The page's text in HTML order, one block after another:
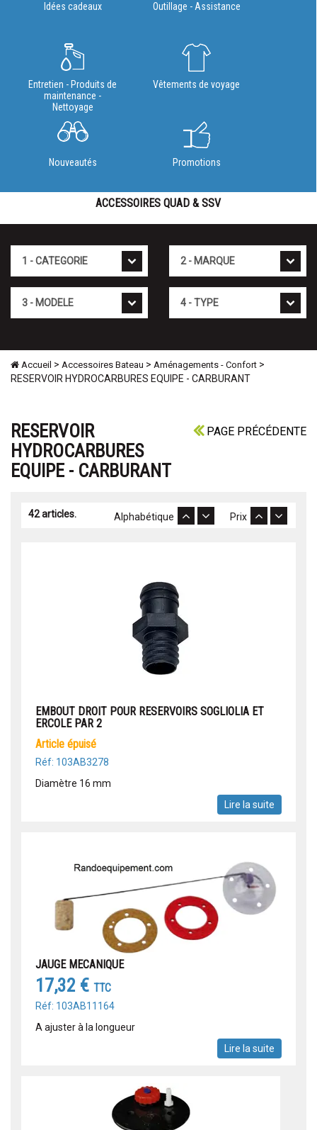
Idées cadeaux Outillage - Assistance
Entretien - Produits de
maintenance -
Nettoyage
Vêtements de voyage
Nouveautés Promotions
ACCESSOIRES QUAD & SSV
Accueil > Accessoires Bateau > Aménagements - Confort >
RESERVOIR HYDROCARBURES EQUIPE - CARBURANT
PAGE PRÉCÉDENTE
RESERVOIR
HYDROCARBURES
EQUIPE - CARBURANT
42 articles. Prix
Alphabétique
EMBOUT DROIT POUR RESERVOIRS SOGLIOLIA ET
ERCOLE PAR 2
article épuisé
Réf: 103AB3278
Diamètre 16 mm
Lire la suite
JAUGE MECANIQUE
17,32 € TTC
Réf: 103AB11164
A ajuster à la longueur
Lire la suite